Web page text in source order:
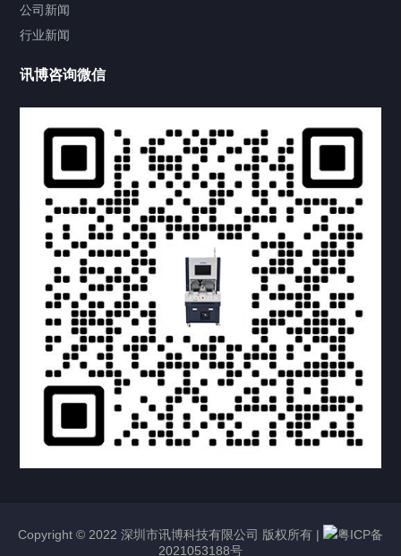
提交您的需求，获取产品资料与报价
公司新闻
行业新闻
讯博咨询微信
Copyright © 2022 深圳市讯博科技有限公司 版权所有 |
粤ICP备
2021053188号